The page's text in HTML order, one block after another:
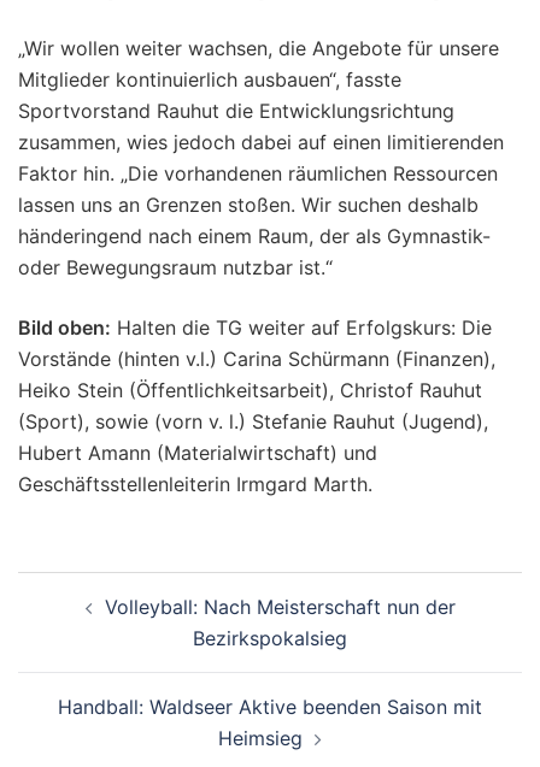
„Wir wollen weiter wachsen, die Angebote für unsere
Mitglieder kontinuierlich ausbauen“, fasste
Sportvorstand Rauhut die Entwicklungsrichtung
zusammen, wies jedoch dabei auf einen limitierenden
Faktor hin. „Die vorhandenen räumlichen Ressourcen
lassen uns an Grenzen stoßen. Wir suchen deshalb
händeringend nach einem Raum, der als Gymnastik-
oder Bewegungsraum nutzbar ist.“
Bild oben: Halten die TG weiter auf Erfolgskurs: Die
Vorstände (hinten v.l.) Carina Schürmann (Finanzen),
Heiko Stein (Öffentlichkeitsarbeit), Christof Rauhut
(Sport), sowie (vorn v. l.) Stefanie Rauhut (Jugend),
Hubert Amann (Materialwirtschaft) und
Geschäftsstellenleiterin Irmgard Marth.
Volleyball: Nach Meisterschaft nun der
Bezirkspokalsieg
Handball: Waldseer Aktive beenden Saison mit
Heimsieg